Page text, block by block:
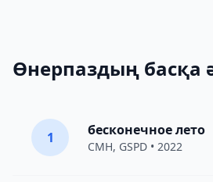
Өнерпаздың басқа
1 бесконечное лето
CMH, GSPD • 2022